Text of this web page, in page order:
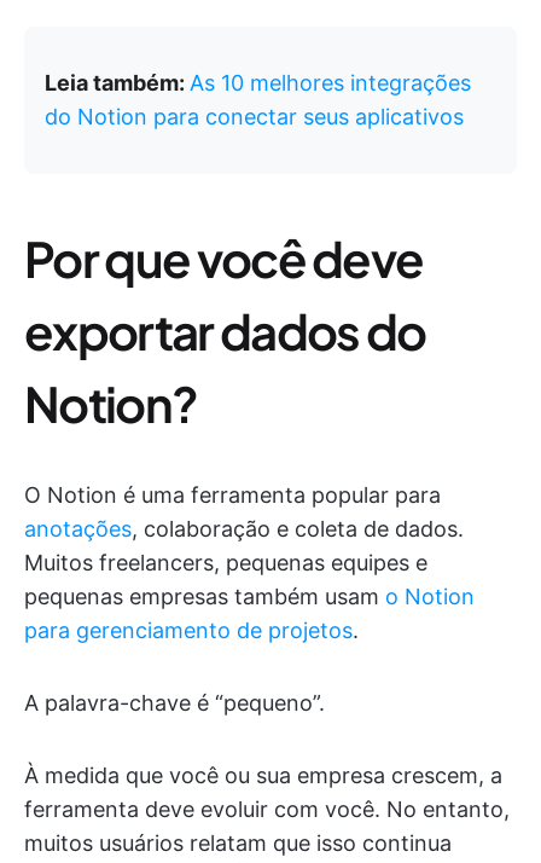
Leia também: As 10 melhores integrações
do Notion para conectar seus aplicativos
Por que você deve
exportar dados do
Notion?
O Notion é uma ferramenta popular para
anotações, colaboração e coleta de dados.
Muitos freelancers, pequenas equipes e
pequenas empresas também usam o Notion
para gerenciamento de projetos.
A palavra-chave é “pequeno”.
À medida que você ou sua empresa crescem, a
ferramenta deve evoluir com você. No entanto,
muitos usuários relatam que isso continua